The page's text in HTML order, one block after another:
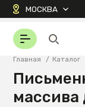
МОСКВА
Главная / Каталог
массива